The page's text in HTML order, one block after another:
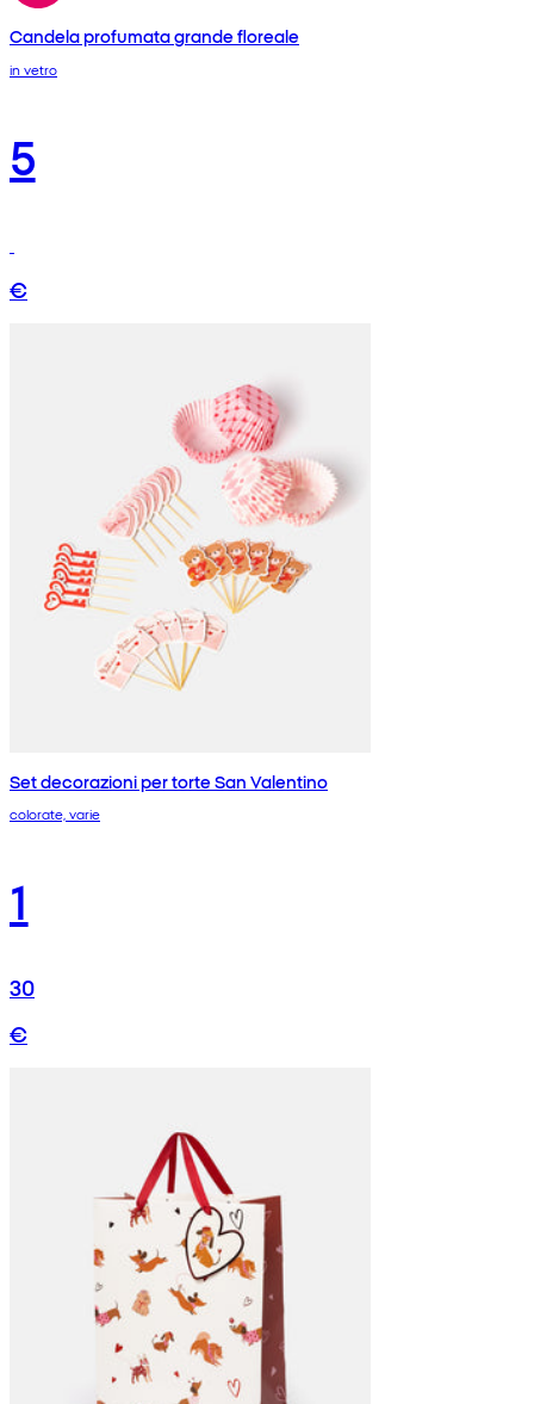
Candela profumata grande floreale
in vetro
5
€
Set decorazioni per torte San Valentino
colorate, varie
1
30
€